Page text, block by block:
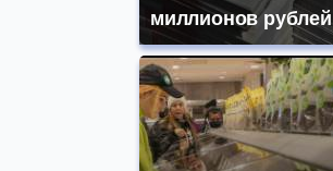
миллионов рублей